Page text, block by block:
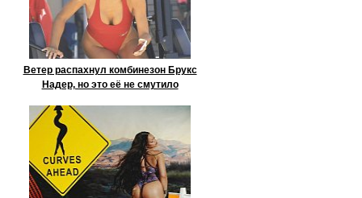
Ветер распахнул комбинезон Брукс
Надер, но это её не смутило